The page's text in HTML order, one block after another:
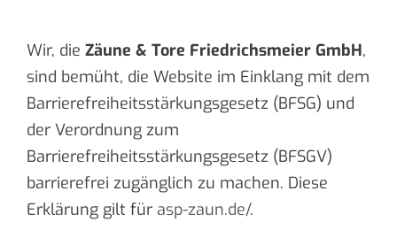
Wir, die Zäune & Tore Friedrichsmeier GmbH,
sind bemüht, die Website im Einklang mit dem
Barrierefreiheitsstärkungsgesetz (BFSG) und
der Verordnung zum
Barrierefreiheitsstärkungsgesetz (BFSGV)
barrierefrei zugänglich zu machen. Diese
Erklärung gilt für asp-zaun.de/.